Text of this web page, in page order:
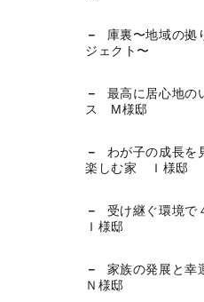
庫裏〜地域の拠
ジェクト〜
最高に居心地の
ス M様邸
わが子の成長を
楽しむ家 Ｉ様邸
受け継ぐ環境
Ｉ様邸
家族の発展と
Ｎ様邸